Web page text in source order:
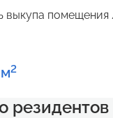
выкупа помещения
2
резидентов